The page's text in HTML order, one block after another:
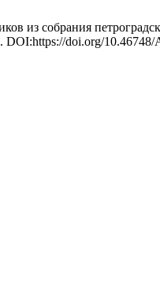
из собрания
DOI:https://doi.org/